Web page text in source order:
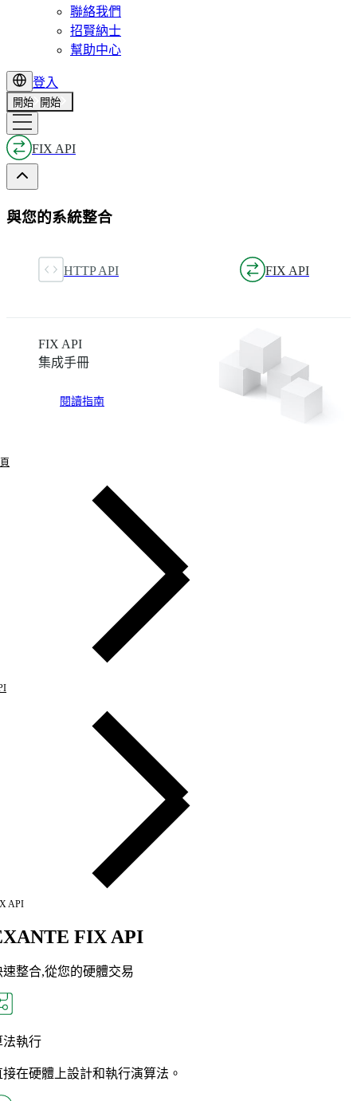
聯絡我們
招賢納士
幫助中心
登入
開始 開始
FIX API
與您的系統整合
HTTP API FIX API
FIX API
集成手冊
閱讀指南
API
FIX API
速整合,從您的硬體交易
法執行
接在硬體上設計和執行演算法。